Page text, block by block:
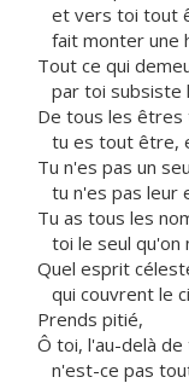
et vers toi tout
fait monter une
Tout ce qui
par toi subsiste
De tous les êtres
tu es tout être,
Tu n'es pas un
tu n'es pas leur
Tu as tous les
toi le seul qu'on
Quel esprit
qui couvrent le
Prends pitié,
Ô toi, l'au-delà
n'est-ce pas